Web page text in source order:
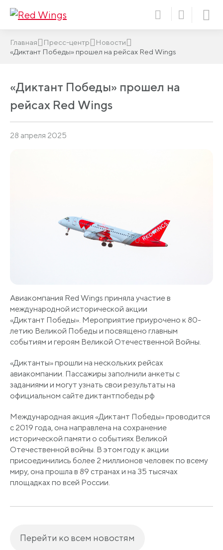
Главная Пресс-центр
Новости
«Диктант Победы» прошел на рейсах Red Wings
«Диктант Победы» прошел на
рейсах Red Wings
28 апреля 2025
Авиакомпания Red Wings приняла участие в
международной исторической акции
«Диктант Победы». Мероприятие приурочено к 80-
летию Великой Победы и посвящено главным
событиям и героям Великой Отечественной Войны.
«Диктанты» прошли на нескольких рейсах
авиакомпании. Пассажиры заполнили анкеты с
заданиями и могут узнать свои результаты на
официальном сайте диктантпобеды.рф
Международная акция «Диктант Победы» проводится
с 2019 года, она направлена на сохранение
исторической памяти о событиях Великой
Отечественной войны. В этом году к акции
присоединились более 2 миллионов человек по всему
миру, она прошла в 89 странах и на 35 тысячах
площадках по всей России.
Перейти ко всем новостям